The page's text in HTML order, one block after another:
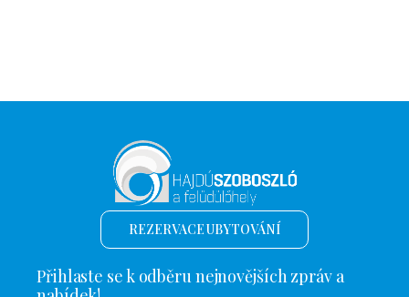
REZERVACE UBYTOVÁNÍ
Přihlaste se k odběru nejnovějších zpráv a